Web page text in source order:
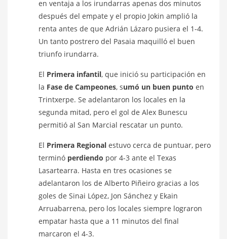
en ventaja a los irundarras apenas dos minutos
después del empate y el propio Jokin amplió la
renta antes de que Adrián Lázaro pusiera el 1-4.
Un tanto postrero del Pasaia maquilló el buen
triunfo irundarra.
El Primera infantil, que inició su participación en
la Fase de Campeones, sumó un buen punto en
Trintxerpe. Se adelantaron los locales en la
segunda mitad, pero el gol de Alex Bunescu
permitió al San Marcial rescatar un punto.
El Primera Regional estuvo cerca de puntuar, pero
terminó perdiendo por 4-3 ante el Texas
Lasartearra. Hasta en tres ocasiones se
adelantaron los de Alberto Piñeiro gracias a los
goles de Sinai López, Jon Sánchez y Ekain
Arruabarrena, pero los locales siempre lograron
empatar hasta que a 11 minutos del final
marcaron el 4-3.